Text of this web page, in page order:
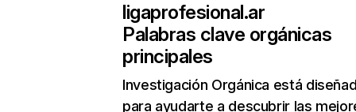
ligaprofesional.ar
Palabras clave orgánicas
principales
Investigación Orgánica está
para ayudarte a descubrir las